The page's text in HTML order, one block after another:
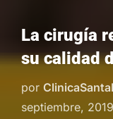
La cirugía
su calidad
por
septiembre, 2019